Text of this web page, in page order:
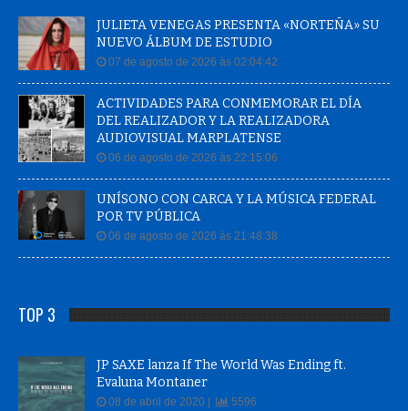
JULIETA VENEGAS PRESENTA «NORTEÑA» SU
NUEVO ÁLBUM DE ESTUDIO
07 de agosto de 2026 às 02:04:42
ACTIVIDADES PARA CONMEMORAR EL DÍA
DEL REALIZADOR Y LA REALIZADORA
AUDIOVISUAL MARPLATENSE
06 de agosto de 2026 às 22:15:06
UNÍSONO CON CARCA Y LA MÚSICA FEDERAL
POR TV PÚBLICA
06 de agosto de 2026 às 21:48:38
TOP 3
JP SAXE lanza If The World Was Ending ft.
Evaluna Montaner
08 de abril de 2020 | 5596